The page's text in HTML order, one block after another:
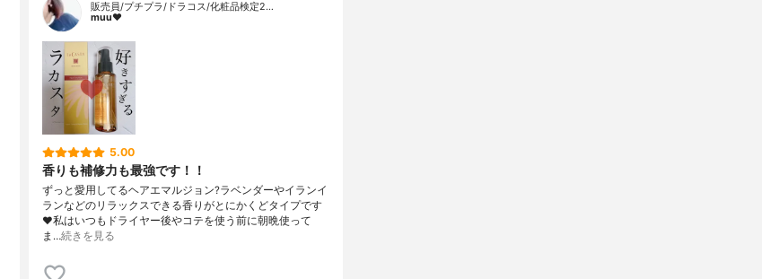
販売員/プチプラ/ドラコス/化粧品検定2…
muu❤︎
5.00
香りも補修力も最強です！！
ずっと愛用してるヘアエマルジョン?ラベンダーやイランイ
ランなどのリラックスできる香りがとにかくどタイプです
❤️私はいつもドライヤー後やコテを使う前に朝晩使って
ま…続きを見る